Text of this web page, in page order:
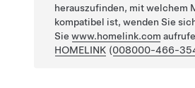
herauszufinden, mit welchem
kompatibel ist, wenden Sie
Siewww.homelink.com
HOMELINK (008000-466-